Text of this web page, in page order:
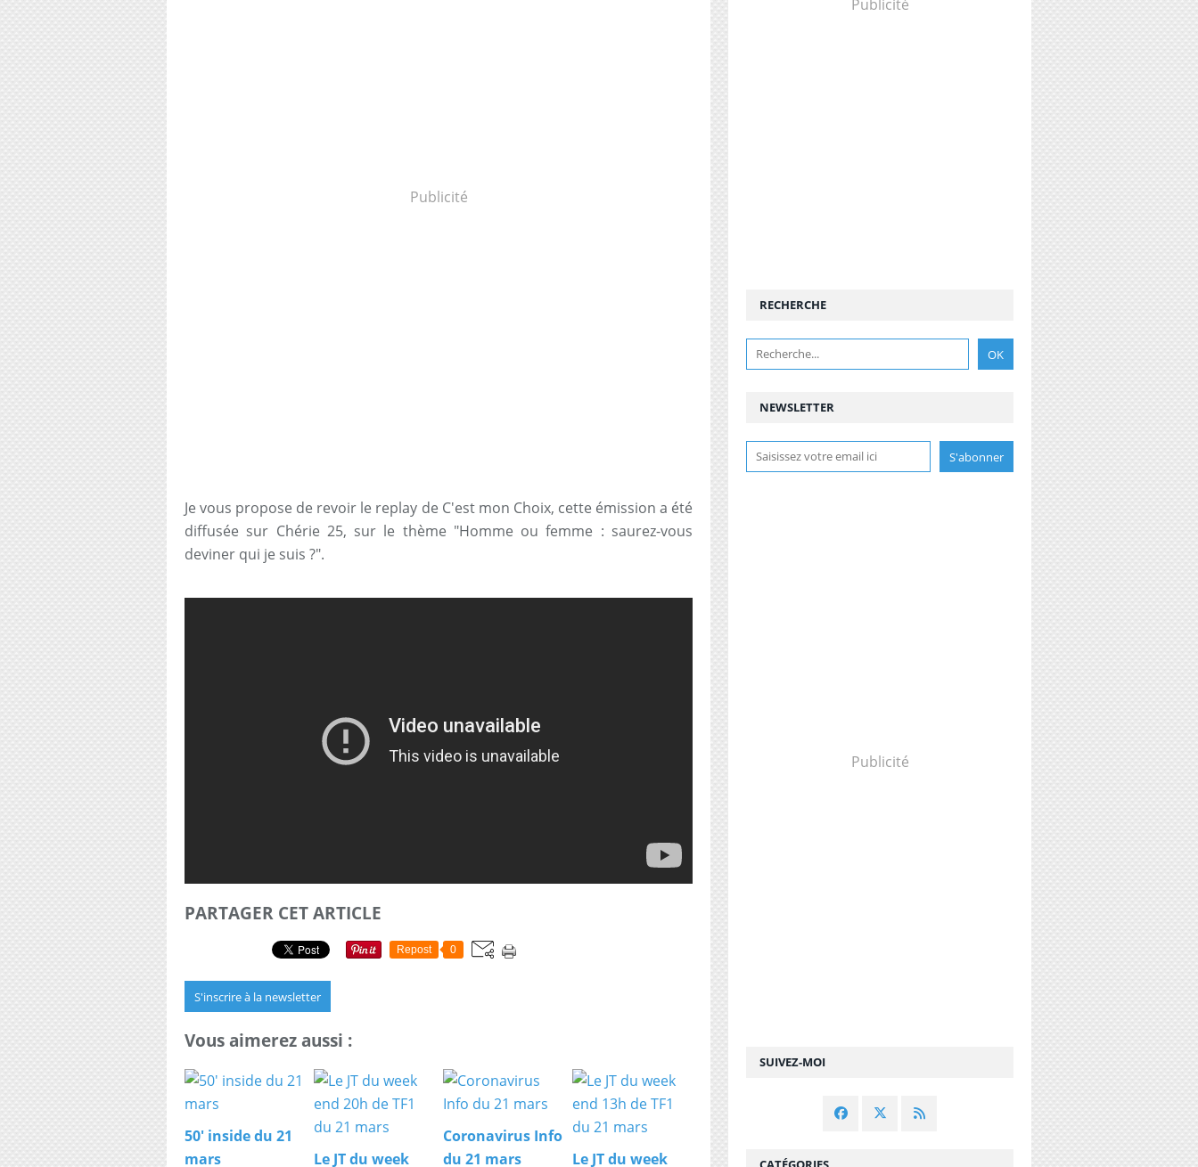
Publicité
Je vous propose de revoir le replay de C'est mon Choix, cette émission a été
diffusée sur Chérie 25, sur le thème "Homme ou femme : saurez-vous
deviner qui je suis ?".
PARTAGER CET ARTICLE
Repost 0
S'inscrire à la newsletter
Vous aimerez aussi :
50' inside du 21
mars
Le JT du week
Coronavirus Info
du 21 mars
Le JT du week
Publicité
NEWSLETTER
SUIVEZ-MOI
RECHERCHE
Publicité